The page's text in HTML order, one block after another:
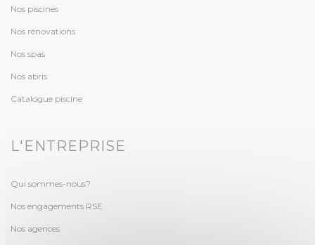
Nos piscines
Nos rénovations
Nos spas
Nos abris
Catalogue piscine
L'ENTREPRISE
Qui sommes-nous?
Nos engagements RSE
Nos agences